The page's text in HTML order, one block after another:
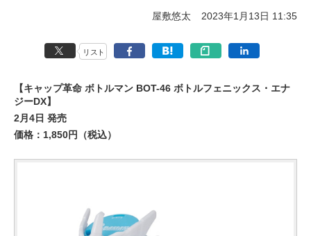
屋敷悠太 2023年1月13日 11:35
リスト
【キャップ革命 ボトルマン BOT-46 ボトルフェニックス・エナ
ジーDX】
2月4日 発売
価格：1,850円（税込）